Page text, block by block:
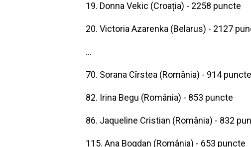
19. Donna Vekic (Croația) - 2258 puncte
20. Victoria Azarenka (Belarus) - 2127
...
70. Sorana Cîrstea (România) - 914 puncte
82. Irina Begu (România) - 853 puncte
86. Jaqueline Cristian (România) - 832
115. Ana Bogdan (România) - 653 puncte